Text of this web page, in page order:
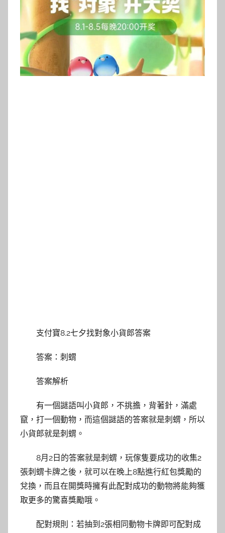
支付寶8.2七夕找對象小貨郎答案
答案：刺蝟
答案解析
有一個謎語叫小貨郎，不挑擔，背著針，滿處
竄，打一個動物，而這個謎語的答案就是刺蝟，所以
小貨郎就是刺蝟。
8月2日的答案就是刺蝟，玩傢隻要成功的收集2
張刺蝟卡牌之後，就可以在晚上8點進行紅包獎勵的
兌換，而且在開獎時擁有此配對成功的動物將能夠獲
取更多的驚喜獎勵哦。
配對規則：若抽到2張相同動物卡牌即可配對成